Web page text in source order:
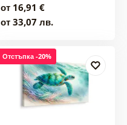
от 16,91 €
от 33,07 лв.
Отстъпка -20%